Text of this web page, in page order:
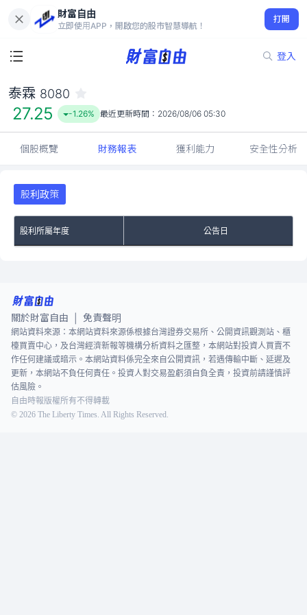
財富自由
立即使用APP，開啟您的股市智慧導航！
打開
登入
27.25
-1.26%
泰霖 8080
27.25 -1.26% 最近更新時間： 2026/08/06 05:30
個股概覽 財務報表 獲利能力 安全性分析
股利政策
股利所屬年度 公告日
關於財富自由 免責聲明
網站資料來源：本網站資料來源係根據台灣證券交易所、公開資訊觀測站、櫃
檯買賣中心，及台灣經濟新報等機構分析資料之匯整，本網站對投資人買賣不
作任何建議或暗示。本網站資料係完全來自公開資訊，若遇傳輸中斷、延遲及
更新，本網站不負任何責任。投資人對交易盈虧須自負全責，投資前請謹慎評
估風險。
自由時報版權所有不得轉載
© 2026 The Liberty Times. All Rights Reserved.